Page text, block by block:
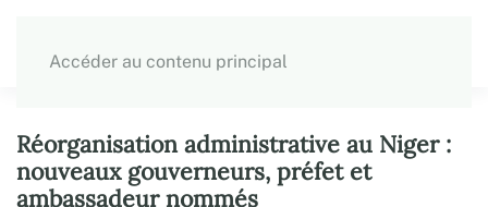
Accéder au contenu principal
Réorganisation administrative au Niger :
nouveaux gouverneurs, préfet et
ambassadeur nommés